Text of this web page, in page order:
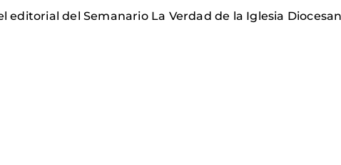
del Semanario La Verdad de la Iglesia